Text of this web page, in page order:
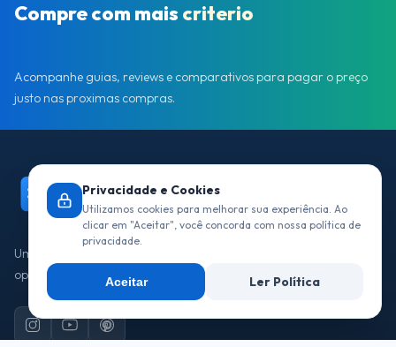
Compre com maiscriterio
Acompanhe guias, reviews e comparativos para pagar o preço
justo nas proximas compras.
precojusto.com.br
Um guia de compras feito para comparar produtos, destacar
oportunidades e ajudar voce a pagar somente o que vale.
Privacidade e Cookies
Utilizamos cookies para melhorar sua experiência. Ao
clicar em "Aceitar", você concorda com nossa política de
privacidade.
Aceitar Ler Política